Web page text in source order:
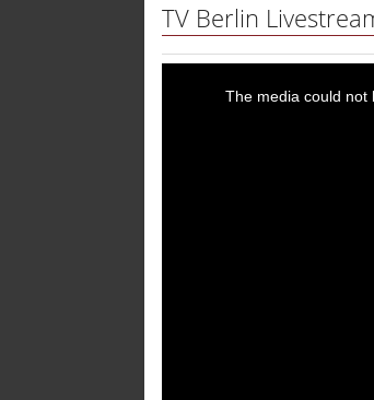
TV Berlin
The media could not